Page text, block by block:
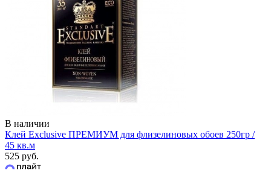
В наличии
Клей Exclusive ПРЕМИУМ для флизелиновых обоев 250гр /
45 кв.м
525 руб.